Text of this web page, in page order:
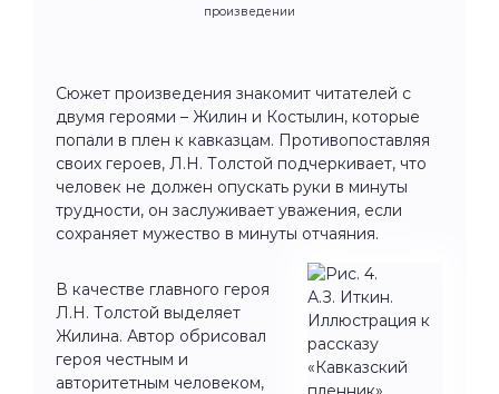
произведении
Сюжет произведения знакомит читателей с
двумя героями – Жилин и Костылин, которые
попали в плен к кавказцам. Противопоставляя
своих героев, Л.Н. Толстой подчеркивает, что
человек не должен опускать руки в минуты
трудности, он заслуживает уважения, если
сохраняет мужество в минуты отчаяния.
В качестве главного героя
Л.Н. Толстой выделяет
Жилина. Автор обрисовал
героя честным и
авторитетным человеком,